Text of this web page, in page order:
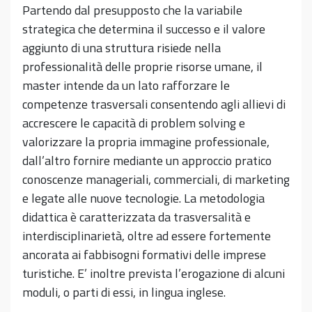
Partendo dal presupposto che la variabile
strategica che determina il successo e il valore
aggiunto di una struttura risiede nella
professionalità delle proprie risorse umane, il
master intende da un lato rafforzare le
competenze trasversali consentendo agli allievi di
accrescere le capacità di problem solving e
valorizzare la propria immagine professionale,
dall’altro fornire mediante un approccio pratico
conoscenze manageriali, commerciali, di marketing
e legate alle nuove tecnologie. La metodologia
didattica è caratterizzata da trasversalità e
interdisciplinarietà, oltre ad essere fortemente
ancorata ai fabbisogni formativi delle imprese
turistiche. E’ inoltre prevista l’erogazione di alcuni
moduli, o parti di essi, in lingua inglese.